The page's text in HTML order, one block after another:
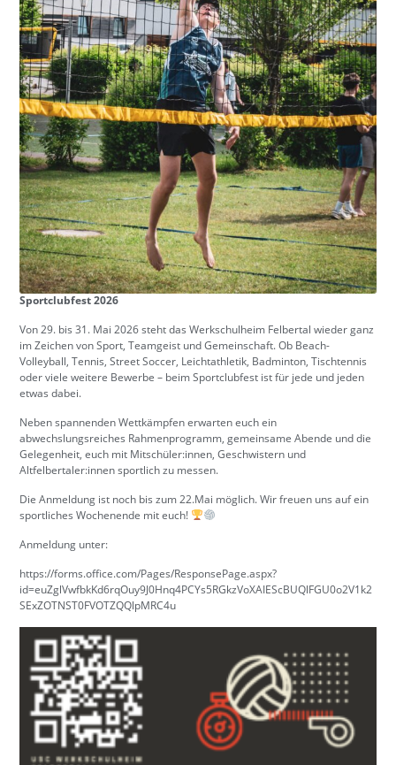
Sportclubfest 2026
Von 29. bis 31. Mai 2026 steht das Werkschulheim Felbertal wieder ganz
im Zeichen von Sport, Teamgeist und Gemeinschaft. Ob Beach-
Volleyball, Tennis, Street Soccer, Leichtathletik, Badminton, Tischtennis
oder viele weitere Bewerbe – beim Sportclubfest ist für jede und jeden
etwas dabei.
Neben spannenden Wettkämpfen erwarten euch ein
abwechslungsreiches Rahmenprogramm, gemeinsame Abende und die
Gelegenheit, euch mit Mitschüler:innen, Geschwistern und
Altfelbertaler:innen sportlich zu messen.
Die Anmeldung ist noch bis zum 22.Mai möglich. Wir freuen uns auf ein
sportliches Wochenende mit euch!
Anmeldung unter:
https://forms.office.com/Pages/ResponsePage.aspx?
id=euZglVwfbkKd6rqOuy9J0Hnq4PCYs5RGkzVoXAIEScBUQlFGU0o2V1k2
SExZOTNST0FVOTZQQlpMRC4u